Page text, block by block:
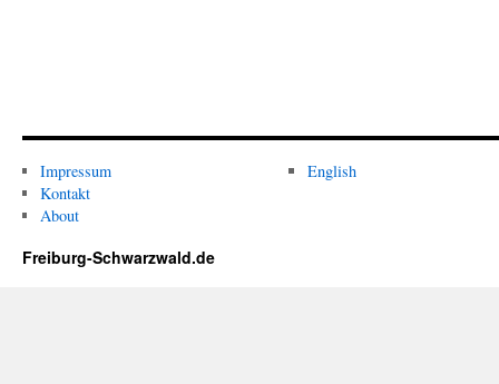
Impressum
Kontakt
About
English
Freiburg-Schwarzwald.de